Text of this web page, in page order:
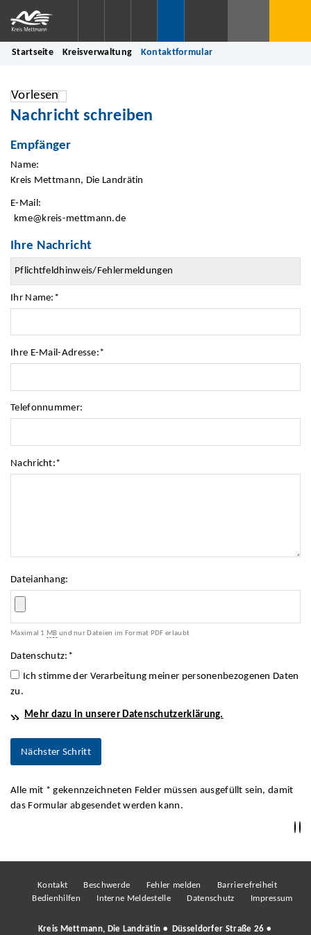
Startseite Kreisverwaltung Kontaktformular
Vorlesen
Nachricht schreiben
Empfänger
Name:
Kreis Mettmann, Die Landrätin
E-Mail:
kme@kreis-mettmann.de
Ihre Nachricht
Ihr Name: *
Ihre E-Mail-Adresse:*
Telefonnummer:
Nachricht:*
Dateianhang:
Maximal 1 MB und nur Dateien im Format PDF erlaubt
Datenschutz: *
Ich stimme der Verarbeitung meiner personenbezogenen Daten
zu.
Mehr dazu in unserer Datenschutzerklärung.
Alle mit * gekennzeichneten Felder müssen ausgefüllt sein, damit
das Formular abgesendet werden kann.
Kontakt Beschwerde Fehler melden
Barrierefreiheit
Bedienhilfen
Interne Meldestelle Datenschutz Impressum
Kreis Mettmann, Die Landrätin • Düsseldorfer Straße 26 •